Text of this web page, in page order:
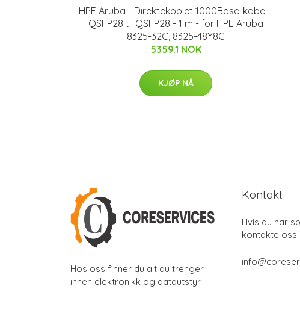
HPE Aruba - Direktekoblet 1000Base-kabel -
QSFP28 til QSFP28 - 1 m - for HPE Aruba
8325-32C, 8325-48Y8C
5359.1 NOK
KJØP NÅ
Hos oss finner du alt du trenger
innen elektronikk og datautstyr
Kontakt
Hvis du har
kontakte oss